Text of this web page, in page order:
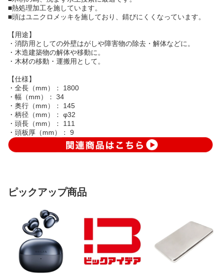
■熱処理加工を施しています。
■頭はユニクロメッキを施しており、錆びにくくなっています。
【用途】
・消防用としての外壁はがしや障害物の除去・解体などに。
・木造建築物の解体や移動に。
・木材の移動・運搬用として。
【仕様】
・全長（mm）： 1800
・幅（mm）： 34
・奥行（mm）： 145
・柄径（mm）： φ32
・頭長（mm）： 111
・頭板厚（mm）： 9
ピックアップ商品